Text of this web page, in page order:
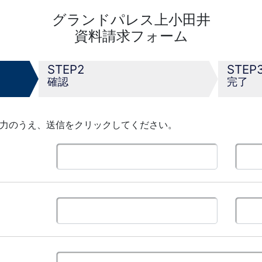
グランドパレス上小田井
資料請求フォーム
2
確認 完了
のうえ、送信をクリックしてください。